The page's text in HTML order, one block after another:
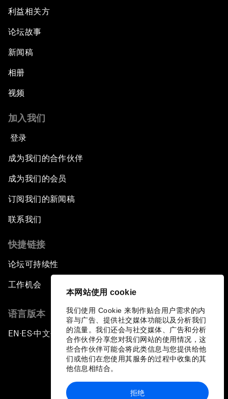
本网站使用 cookie
我们使用 Cookie 来制作贴合用户需求的内
容与广告、提供社交媒体功能以及分析我们
的流量。我们还会与社交媒体、广告和分析
合作伙伴分享您对我们网站的使用情况，这
些合作伙伴可能会将此类信息与您提供给他
们或他们在您使用其服务的过程中收集的其
他信息相结合。
拒绝
利益相关方
论坛故事
新闻稿
相册
视频
加入我们
登录
成为我们的合作伙伴
成为我们的会员
订阅我们的新闻稿
联系我们
快捷链接
论坛可持续性
工作机会
语言版本
EN ▪ES▪中文▪ 日本語